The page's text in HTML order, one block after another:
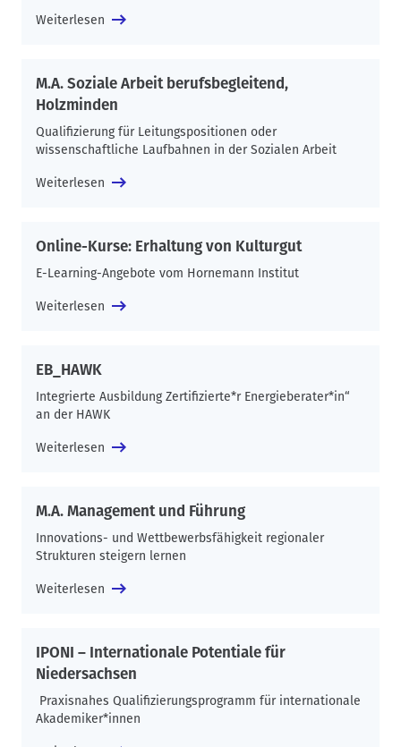
Weiterlesen
M.A. Soziale Arbeit berufsbegleitend,
Holzminden
Qualifizierung für Leitungspositionen oder
wissenschaftliche Laufbahnen in der Sozialen Arbeit
Weiterlesen
Online-Kurse: Erhaltung von Kulturgut
E-Learning-Angebote vom Hornemann Institut
Weiterlesen
EB_HAWK
Integrierte Ausbildung Zertifizierte*r Energieberater*in“
an der HAWK
Weiterlesen
M.A. Management und Führung
Innovations- und Wettbewerbsfähigkeit regionaler
Strukturen steigern lernen
Weiterlesen
IPONI – Internationale Potentiale für
Niedersachsen
Praxisnahes Qualifizierungsprogramm für internationale
Akademiker*innen